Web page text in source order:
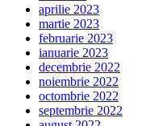
aprilie 2023
martie 2023
februarie 2023
ianuarie 2023
decembrie 2022
noiembrie 2022
octombrie 2022
septembrie 2022